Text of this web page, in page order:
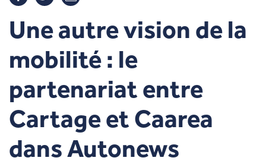
Une autre vision de la
mobilité : le
partenariat entre
Cartage et Caarea
dans Autonews